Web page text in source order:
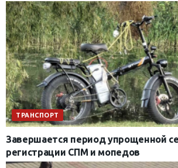
ТРАНСПОРТ
Завершается период упрощенной
регистрации СПМ и мопедов